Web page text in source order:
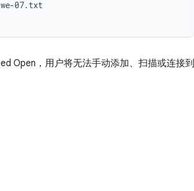
07.txt
Open，用户将无法手动添加、扫描或连接到